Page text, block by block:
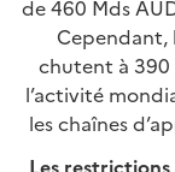
de 460 Mds
Cependant,
chutent à 390
l’activité
les chaînes
Les